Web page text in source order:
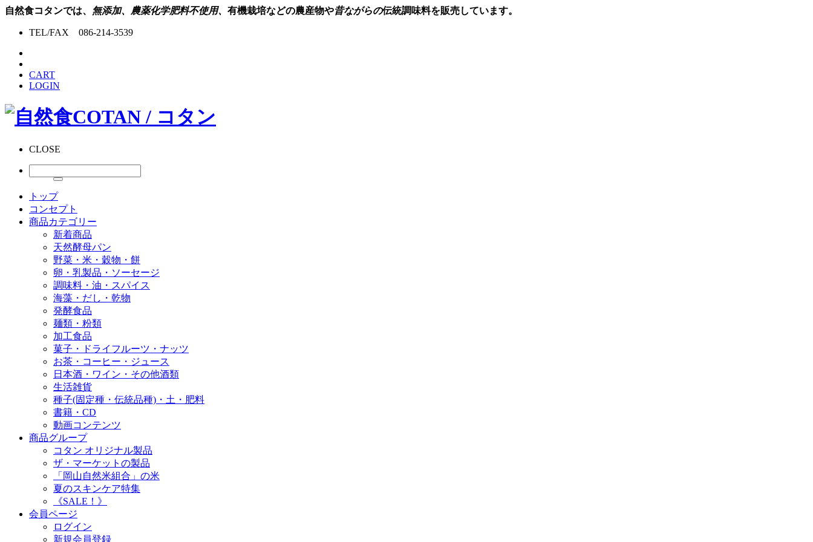
自然食コタンでは、 無添加、農薬化学肥料不使用、 有機栽培などの農産物や昔ながらの伝統調味料を販売しています。
TEL/FAX 086-214-3539
CART
LOGIN
CLOSE
トップ
コンセプト
商品カテゴリー
新着商品
天然酵母パン
野菜・米・穀物・餅
卵・乳製品・ソーセージ
調味料・油・スパイス
海藻・だし・乾物
発酵食品
麺類・粉類
加工食品
菓子・ドライフルーツ・ナッツ
お茶・コーヒー・ジュース
日本酒・ワイン・その他酒類
生活雑貨
種子(固定種・伝統品種)・土・肥料
書籍・CD
動画コンテンツ
商品グループ
コタン オリジナル製品
ザ・マーケットの製品
「岡山自然米組合」の米
夏のスキンケア特集
《SALE！》
会員ページ
ログイン
新規会員登録